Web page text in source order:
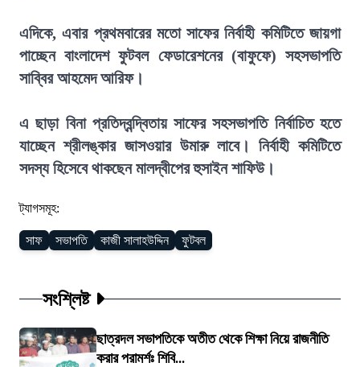
এদিকে, এবার প্রথমবারের মতো সাফের নির্বাহী কমিটিতে জায়গা
পাচ্ছেন বাংলাদেশ ফুটবল ফেডারেশনের (বাফুফে) সহসভাপতি
সাব্বির আহমেদ আরিফ।
এ ছাড়া বিনা প্রতিদ্বন্দ্বিতায় সাফের সহসভাপতি নির্বাচিত হতে
যাচ্ছেন শ্রীলঙ্কার জাসওয়ার উমারু লাবে। নির্বাহী কমিটিতে
সদস্য হিসেবে থাকছেন মালদ্বীপের হুসাইন শাফিউ।
ট্যাগসমূহ:
সাফ সভাপতি কাজী সালাহউদ্দিন ফুটবল
সংশ্লিষ্ট
ছাত্রদল সভাপতিকে অতীত থেকে শিক্ষা নিয়ে রাজনীতি
করার পরামর্শঃ শিবি...